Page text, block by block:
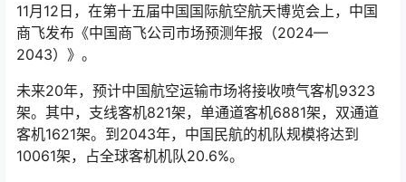
11月12日，在第十五届中国国际航空航天博览会上，中国
商飞发布《中国商飞公司市场预测年报（2024—
2043）》。
未来20年，预计中国航空运输市场将接收喷气客机9323
架。其中，支线客机821架，单通道客机6881架，双通道
客机1621架。到2043年，中国民航的机队规模将达到
10061架，占全球客机机队20.6%。